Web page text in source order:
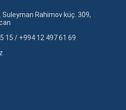
Rahimov küç. 309,
15 / +994 12 497 61 69